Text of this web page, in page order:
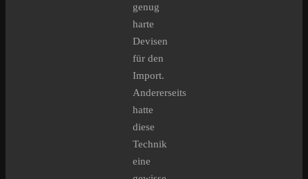
genug
harte
Devisen
für den
Import.
Andererseits
hatte
diese
Technik
eine